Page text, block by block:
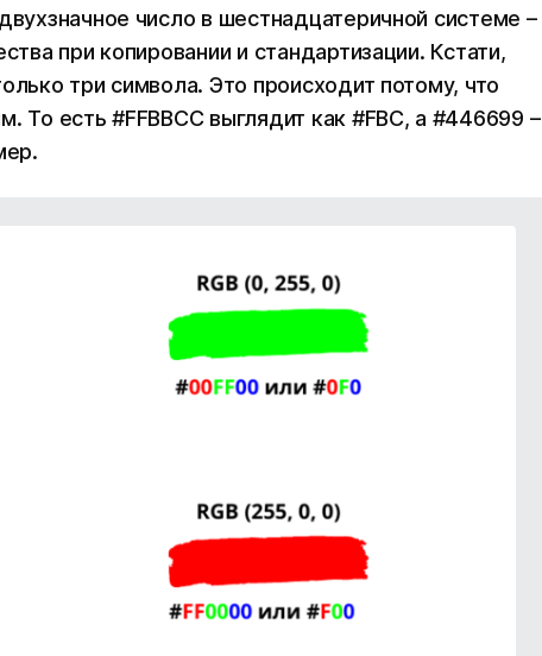
число в шестнадцатеричной системе –
при копировании и стандартизации. Кстати,
три символа. Это происходит потому, что
есть #FFBBCC выглядит как #FBC, а #446699 –